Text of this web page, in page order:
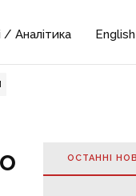
/ Аналітика English
ОСТАННІ